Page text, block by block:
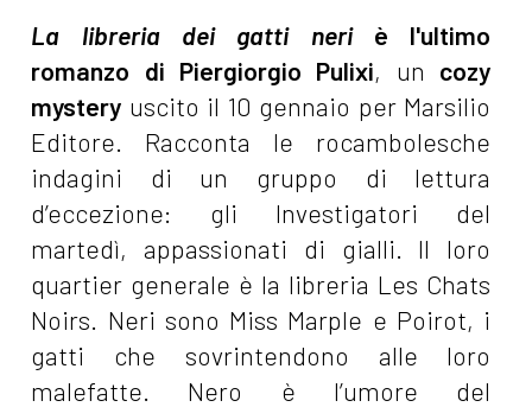
La libreria dei gatti neriè l'ultimo
romanzo di Piergiorgio Pulixi, un cozy
mystery uscito il 10 gennaio per Marsilio
Editore. Racconta le rocambolesche
indagini di un gruppo di lettura
d’eccezione: gli Investigatori del
martedì, appassionati di gialli. Il loro
quartier generale è la libreria Les Chats
Noirs. Neri sono Miss Marple e Poirot, i
gatti che sovrintendono alle loro
malefatte. Nero è l’umore del